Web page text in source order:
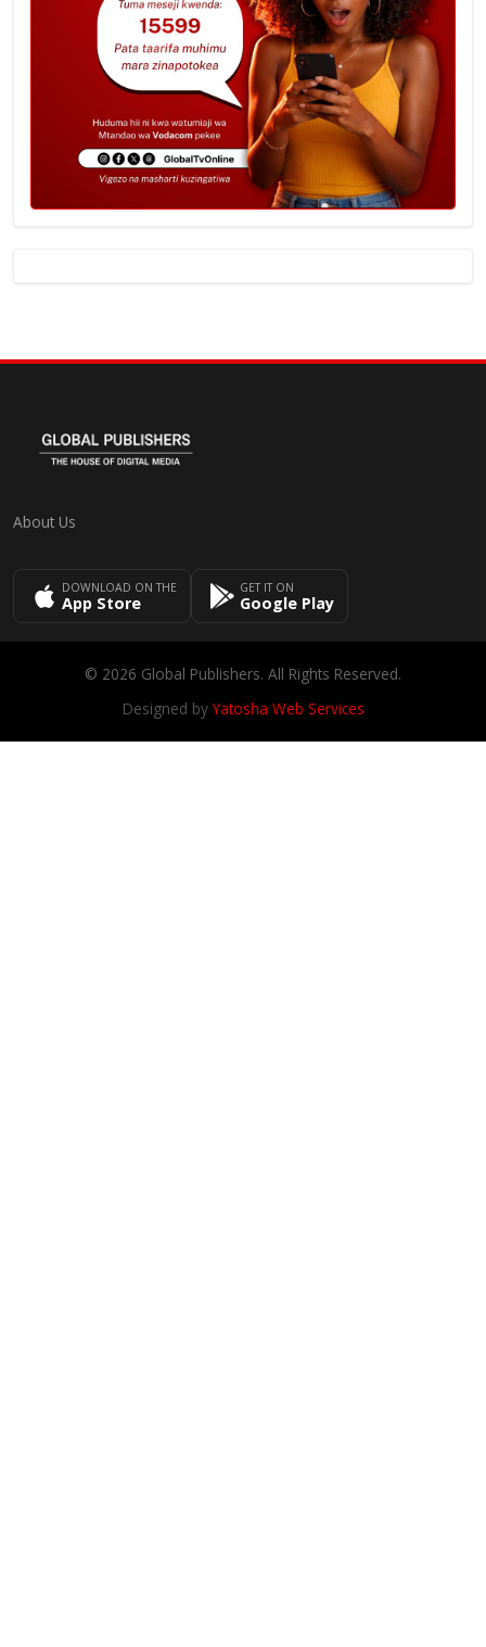
About Us
DOWNLOAD ON THE
App Store
GET IT ON
Google Play
© 2026 Global Publishers. All Rights Reserved.
Designed byYatosha Web Services